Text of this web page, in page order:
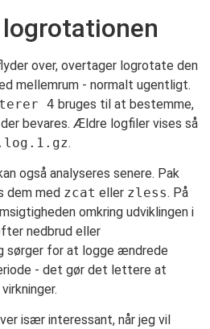
over, overtager logrotate den
mellemrum - normalt ugentligt.
4 bruges til at bestemme,
bevares. Ældre logfiler vises så
.
også analyseres senere. Pak
dem med zcat eller zless. På
omkring udviklingen i
nedbrud eller
sørger for at logge ændrede
- det gør det lettere at
især interessant, når jeg vil